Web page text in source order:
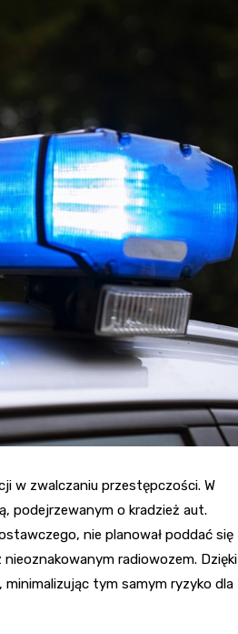
w zwalczaniu przestępczości. W
podejrzewanym o kradzież aut.
nie planował poddać się
radiowozem. Dzięki
tym samym ryzyko dla